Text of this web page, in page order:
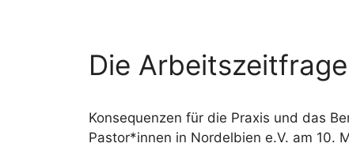
Die
Konsequenzen für die Praxis und das
Pastor*innen in Nordelbien e.V. am 10.